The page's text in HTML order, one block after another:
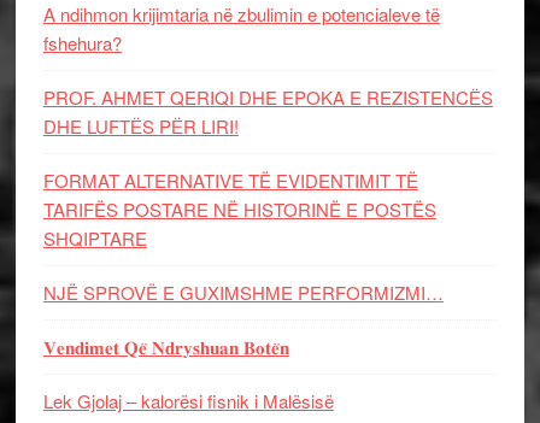
A ndihmon krijimtaria në zbulimin e potencialeve të
fshehura?
PROF. AHMET QERIQI DHE EPOKA E REZISTENCЁS
DHE LUFTЁS PЁR LIRI!
FORMAT ALTERNATIVE TË EVIDENTIMIT TË
TARIFËS POSTARE NË HISTORINË E POSTËS
SHQIPTARE
NJË SPROVË E GUXIMSHME PERFORMIZMI…
𝐕𝐞𝐧𝐝𝐢𝐦𝐞𝐭 𝐐𝐞̈ 𝐍𝐝𝐫𝐲𝐬𝐡𝐮𝐚𝐧 𝐁𝐨𝐭𝐞̈𝐧
Lek Gjolaj – kalorësi fisnik i Malësisë